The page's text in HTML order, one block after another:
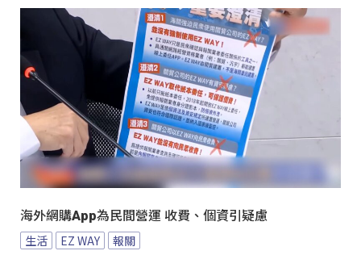
海外網購App為民間營運 收費、個資引疑慮
生活 EZ WAY 報關